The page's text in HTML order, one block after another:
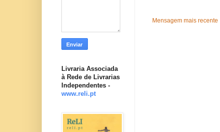
Mensagem mais recente
Livraria Associada
à Rede de Livrarias
Independentes -
www.reli.pt